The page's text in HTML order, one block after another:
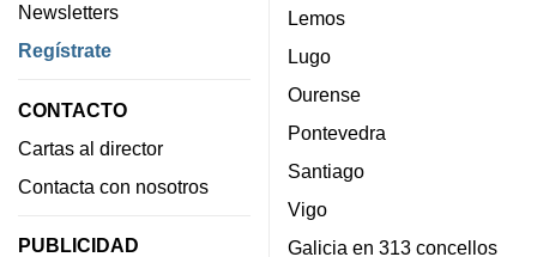
Newsletters
Regístrate
CONTACTO
Cartas al director
Contacta con nosotros
PUBLICIDAD
Lemos
Lugo
Ourense
Pontevedra
Santiago
Vigo
Galicia en 313 concellos